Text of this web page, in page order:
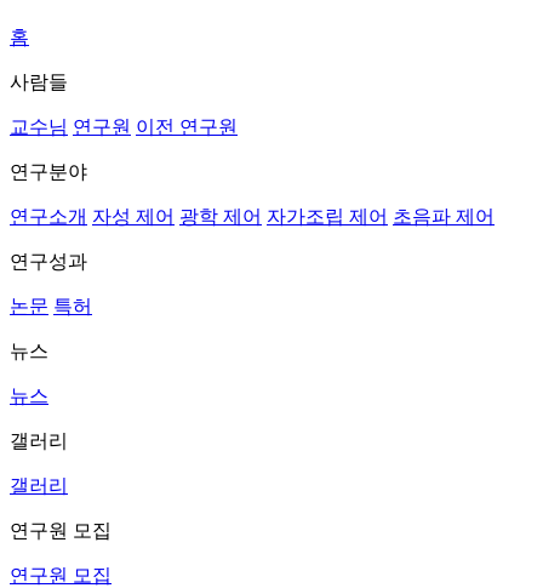
홈
사람들
교수님 연구원 이전 연구원
연구분야
연구소개 자성 제어 광학 제어 자가조립 제어 초음파 제어
연구성과
논문 특허
뉴스
뉴스
갤러리
갤러리
연구원 모집
연구원 모집